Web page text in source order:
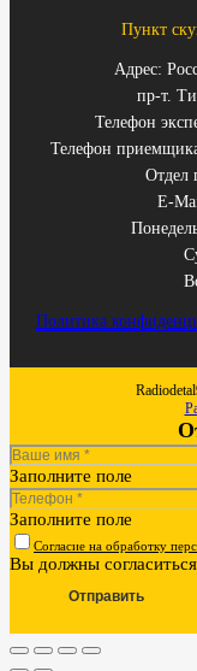
Пункт
Адрес:
пр-т.
Телефон
Телефон
Отдел
E-
Политика
Заполните поле
Заполните поле
Согласие на обработку
Вы должны
Отправить